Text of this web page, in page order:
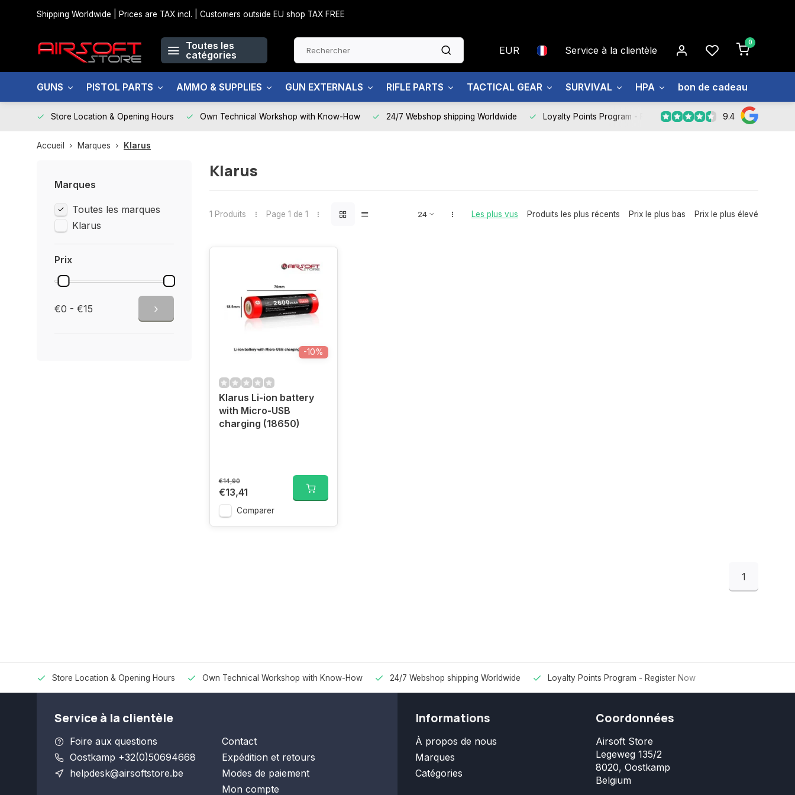
Shipping Worldwide | Prices are TAX incl. | Customers outside EU shop TAX FREE
Toutes les
catégories
EUR Service à la clientèle
0
GUNS PISTOL PARTS AMMO & SUPPLIES GUN EXTERNALS RIFLE PARTS TACTICAL GEAR SURVIVAL HPA bon de cadeau
Store Location & Opening Hours Own Technical Workshop with Know-How 24/7 Webshop shipping Worldwide Loyalty Points Program - Register Now 9.4
Accueil Marques Klarus
Marques
Toutes les marques
Klarus
Prix
€0 - €15
Klarus
1 Produits Page 1 de 1 Les plus vus Produits les plus récents Prix le plus bas Prix le plus élevé
-10%
Klarus Li-ion battery
with Micro-USB
charging (18650)
€14,90
€13,41
Comparer
1
Store Location & Opening Hours Own Technical Workshop with Know-How 24/7 Webshop shipping Worldwide Loyalty Points Program - Register Now
Service à la clientèle
Foire aux questions
Oostkamp +32(0)50694668
helpdesk@airsoftstore.be
Contact
Expédition et retours
Modes de paiement
Mon compte
Informations
À propos de nous
Marques
Catégories
Coordonnées
Airsoft Store
Legeweg 135/2
8020, Oostkamp
Belgium